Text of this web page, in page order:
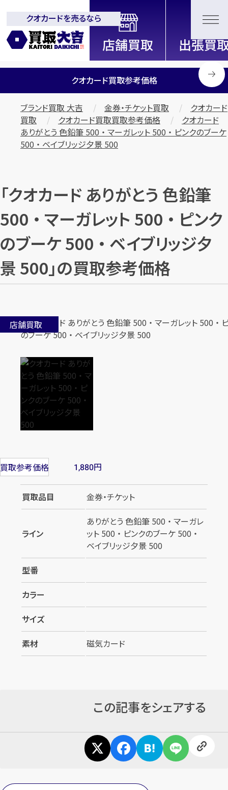
全国2200店舗以上展開中！
信頼と実績の買取専門店「買取大
吉」
クオカードを売るなら
お電話 で無料査定
【総合受付】24時間・年中無休(年末年
始除く)
クオカード買取参考価格
ブランド買取 大吉 金券・チケット買取
クオカード
買取
クオカード買取買取参考価格
クオカード
ありがとう 色鉛筆 500 ・ マーガレット 500 ・ ピンクのブーケ
500 ・ ベイブリッジ夕景 500
「クオカード ありがとう 色鉛筆
500 ・ マーガレット 500 ・ ピンク
のブーケ 500 ・ ベイブリッジ夕
景 500」の買取参考価格
店舗買取
買取参考価格 1,880円
買取品目 金券・チケット
ライン
ありがとう 色鉛筆 500 ・ マーガレ
ット 500 ・ ピンクのブーケ 500 ・
ベイブリッジ夕景 500
型番
カラー
サイズ
素材
磁気カード
この記事をシェアする